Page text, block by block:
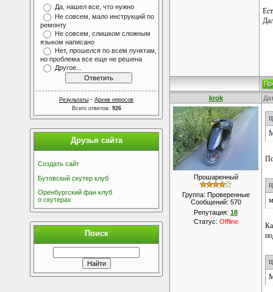
Да, нашел все, что нужно
Не совсем, мало инструкций по
ремонту
Не совсем, слишком сложным
языком написано
Нет, прошелся по всем пунктам,
но проблема все еще не решена
Другое...
Результаты - Архив опросов
Всего ответов: 926
Друзья сайта
Создать сайт
Бутовский скутер клуб
Оренбургский фан клуб
о скутерах
Поиск
krok
Прошаренный
Группа: Проверенные
Сообщений: 570
Репутация: 18
Статус: Offline